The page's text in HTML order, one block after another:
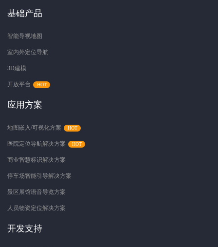
基础产品
智能导视地图
室内外定位导航
3D建模
开放平台
应用方案
地图嵌入/可视化方案
医院定位导航解决方案
商业智慧标识解决方案
停车场智能引导解决方案
景区展馆语音导览方案
人员物资定位解决方案
开发支持